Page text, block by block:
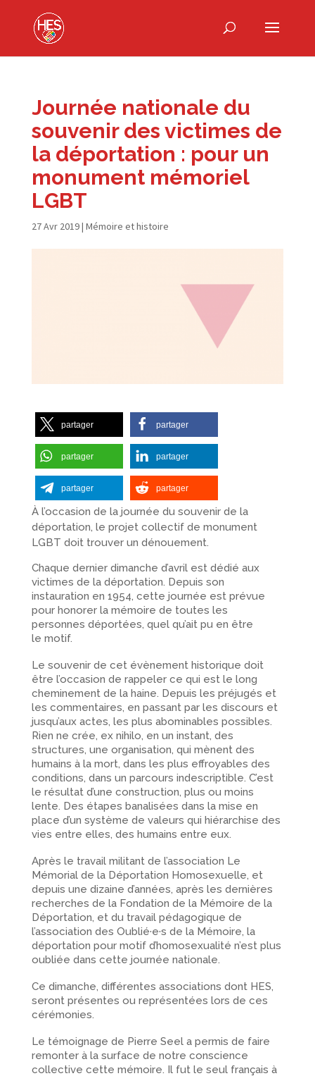
Journée nationale du
souvenir des victimes de
la déportation : pour un
monument mémoriel
LGBT
27 Avr 2019| Mémoire et histoire
partager partager
partager partager
partager partager
À l’occasion de la journée du souvenir de la
déportation, le projet collectif de monument
LGBT doit trouver un dénouement.
Chaque dernier dimanche d’avril est dédié aux
victimes de la déportation. Depuis son
instauration en 1954, cette journée est prévue
pour honorer la mémoire de toutes les
personnes déportées, quel qu’ait pu en être
le motif.
Le souvenir de cet évènement historique doit
être l’occasion de rappeler ce qui est le long
cheminement de la haine. Depuis les préjugés et
les commentaires, en passant par les discours et
jusqu’aux actes, les plus abominables possibles.
Rien ne crée, ex nihilo, en un instant, des
structures, une organisation, qui mènent des
humains à la mort, dans les plus effroyables des
conditions, dans un parcours indescriptible. C’est
le résultat d’une construction, plus ou moins
lente. Des étapes banalisées dans la mise en
place d’un système de valeurs qui hiérarchise des
vies entre elles, des humains entre eux.
Après le travail militant de l’association Le
Mémorial de la Déportation Homosexuelle, et
depuis une dizaine d’années, après les dernières
recherches de la Fondation de la Mémoire de la
Déportation, et du travail pédagogique de
l’association des Oublié·e·s de la Mémoire, la
déportation pour motif d’homosexualité n’est plus
oubliée dans cette journée nationale.
Ce dimanche, différentes associations dont HES,
seront présentes ou représentées lors de ces
cérémonies.
Le témoignage de Pierre Seel a permis de faire
remonter à la surface de notre conscience
collective cette mémoire. Il fut le seul français à